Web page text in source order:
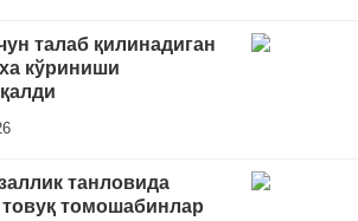
талаб қилинадиган
кўриниши
танловида
томошабинлар